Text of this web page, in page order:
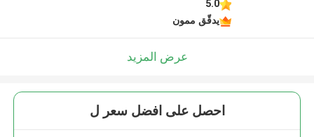
5.0
يدقّق ممون
عرض المزيد
احصل على افضل سعر ل